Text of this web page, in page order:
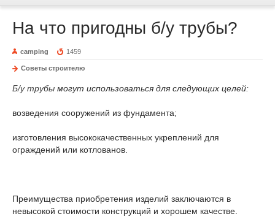
На что пригодны б/у трубы?
camping 1459
Советы строителю
Б/у трубы могут использоваться для следующих целей:
возведения сооружений из фундамента;
изготовления высококачественных укреплений для
ограждений или котлованов.
Преимущества приобретения изделий заключаются в
невысокой стоимости конструкций и хорошем качестве.